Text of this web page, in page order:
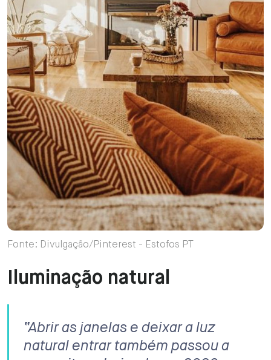
Fonte: Divulgação/Pinterest - Estofos PT
Iluminação natural
“Abrir as janelas e deixar a luz
natural entrar também passou a